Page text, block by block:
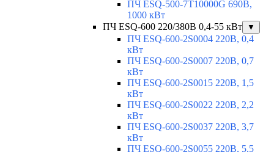
ПЧ ESQ-500-7T10000G 690В,
1000 кВт
ПЧ ESQ-600 220/380В 0,4-55 кВт
▼
ПЧ ESQ-600-2S0004 220В, 0,4
кВт
ПЧ ESQ-600-2S0007 220В, 0,7
кВт
ПЧ ESQ-600-2S0015 220В, 1,5
кВт
ПЧ ESQ-600-2S0022 220В, 2,2
кВт
ПЧ ESQ-600-2S0037 220В, 3,7
кВт
ПЧ ESQ-600-2S0055 220В, 5,5